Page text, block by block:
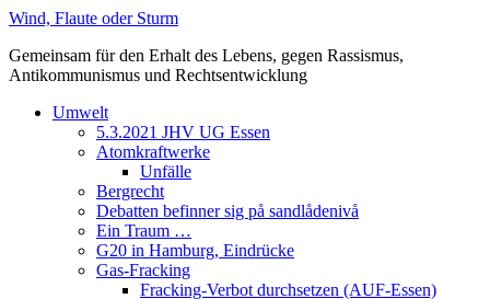
Wind, Flaute oder Sturm
Gemeinsam für den Erhalt des Lebens, gegen Rassismus,
Antikommunismus und Rechtsentwicklung
Umwelt
5.3.2021 JHV UG Essen
Atomkraftwerke
Unfälle
Bergrecht
Debatten befinner sig på sandlådenivå
Ein Traum …
G20 in Hamburg, Eindrücke
Gas-Fracking
Fracking-Verbot durchsetzen (AUF-Essen)